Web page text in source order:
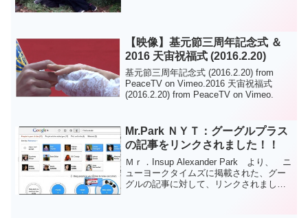
【映像】基元節三周年記念式 ＆
2016 天宙祝福式 (2016.2.20)
基元節三周年記念式 (2016.2.20) from
PeaceTV on Vimeo.2016 天宙祝福式
(2016.2.20) from PeaceTV on Vimeo.
Mr.Park ＮＹＴ：グーグルプラス
の記事をリンクされました！！
Ｍｒ．Insup Alexander Park より、 ニ
ューヨークタイムズに掲載された、グー
グルの記事に対して、リンクされまし